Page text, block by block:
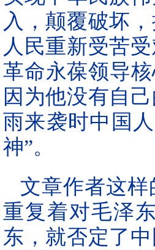
入，颠覆破坏
人民重新受苦
革命永葆领导
因为他没有自
雨来袭时中国
神”。
文章作者这
重复着对毛泽
东，就否定了